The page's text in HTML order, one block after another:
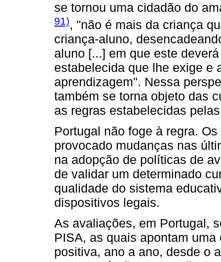
se tornou uma cidadão do
91), "não é mais da criança
criança-aluno,
aluno [...] em que este
estabelecida que lhe exige e
aprendizagem". Nessa
também se torna objeto das
as regras estabelecidas
Portugal não foge à regra.
provocado mudanças nas
na adopção de políticas de
de validar um determinado
qualidade do sistema
dispositivos legais.
As avaliações, em Portugal,
PISA, as quais apontam
positiva, ano a ano, desde o